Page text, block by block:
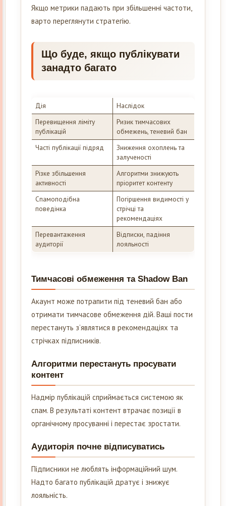
Якщо метрики падають при збільшенні частоти,
варто переглянути стратегію.
Що буде, якщо публікувати
занадто багато
Дія
Наслідок
Перевищення ліміту
публікацій
Ризик тимчасових
обмежень, теневий бан
Часті публікації підряд
Зниження охоплень та
залученості
Різке збільшення
активності
Алгоритми знижують
пріоритет контенту
Спамоподібна
поведінка
Погіршення видимості у
стрічці та
рекомендаціях
Перевантаження
аудиторії
Відписки, падіння
лояльності
Тимчасові обмеження та Shadow Ban
Акаунт може потрапити під теневий бан або
отримати тимчасове обмеження дій. Ваші пости
перестануть з’являтися в рекомендаціях та
стрічках підписників.
Алгоритми перестануть просувати
контент
Надмір публікацій сприймається системою як
спам. В результаті контент втрачає позиції в
органічному просуванні і перестає зростати.
Аудиторія почне відписуватись
Підписники не люблять інформаційний шум.
Надто багато публікацій дратує і знижує
лояльність.